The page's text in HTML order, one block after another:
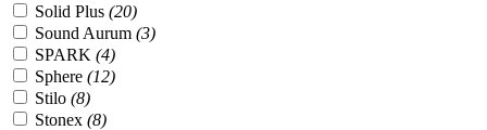
Solid Plus (20)
Sound Aurum (3)
SPARK (4)
Sphere (12)
Stilo (8)
Stonex (8)